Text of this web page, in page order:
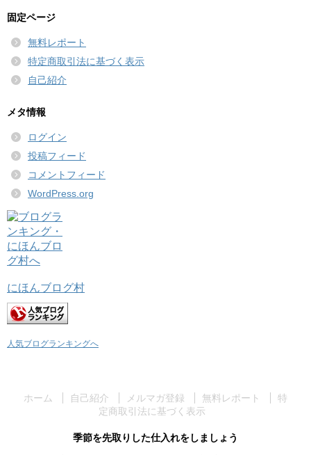
固定ページ
無料レポート
特定商取引法に基づく表示
自己紹介
メタ情報
ログイン
投稿フィード
コメントフィード
WordPress.org
にほんブログ村
人気ブログランキングへ
ホーム 自己紹介 メルマガ登録 無料レポート
特
定商取引法に基づく表示
季節を先取りした仕入れをしましょう